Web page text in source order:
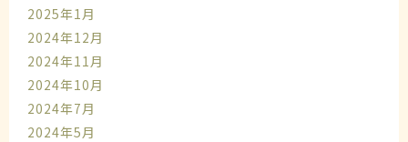
2025年1月
2024年12月
2024年11月
2024年10月
2024年7月
2024年5月